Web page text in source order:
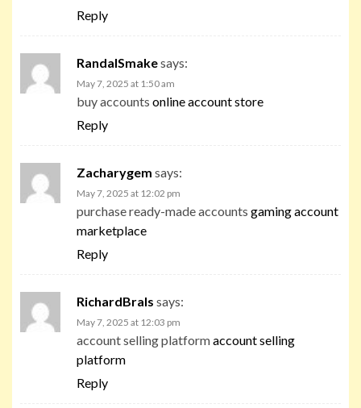
Reply
RandalSmakesays:
May 7, 2025 at 1:50 am
buy accounts online account store
Reply
Zacharygem says:
May 7, 2025 at 12:02 pm
purchase ready-made accounts gaming account
marketplace
Reply
RichardBrals says:
May 7, 2025 at 12:03 pm
account selling platformaccount selling
platform
Reply